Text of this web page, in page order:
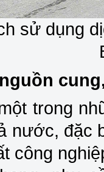
sử dụng
trong
nước, đặc
công